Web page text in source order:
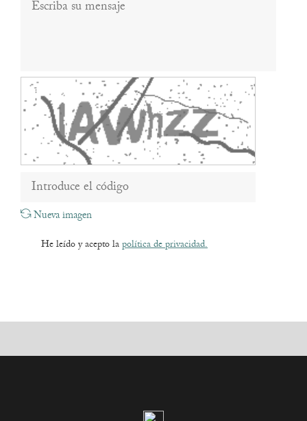
Nueva imagen
He leído y acepto la política de privacidad.